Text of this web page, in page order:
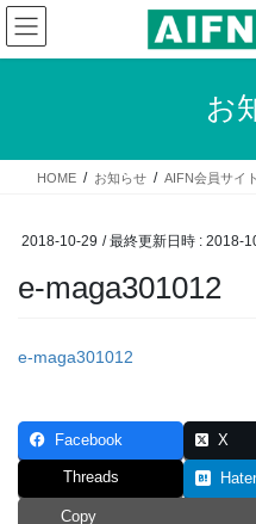
コ
ン
テ
ス
ナ
ビ
ゲ
ン
お
HOME お知らせ AIFN会員サイ
2018-10-29 / 最終更新日時 : 2018-
e-maga301012
e-maga301012
Facebook X
Threads
Copy